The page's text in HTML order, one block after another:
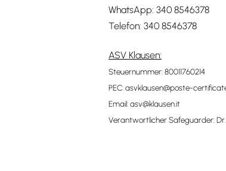
WhatsApp: 340 8546378
Telefon: 340 8546378
ASV Klausen:
Steuernummer: 80011760214
PEC:asvklausen@poste-
Email:asv@klausen.it
Verantwortlicher Safeguarder: